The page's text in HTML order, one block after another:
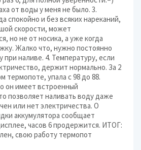
от воды у меня не было. 3.
спокойно и без всяких нареканий,
скорости, может
но не от носика, а уже когда
Жалко что, нужно постоянно
при наливе. 4. Температуру, если
держит нормально. За 2
термопоте, упала с 98 до 88.
он имеет встроенный
позволяет наливать воду даже
или нет электричества. О
аккумулятора сообщает
часов 6 продержится. ИТОГ:
свою работу термопот